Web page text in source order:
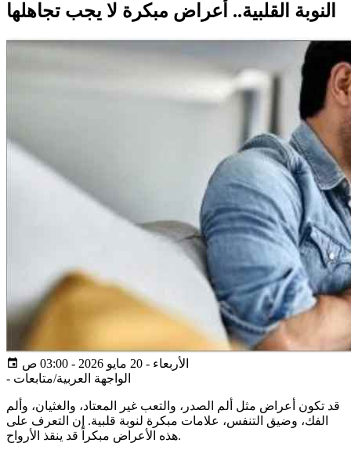
النوبة القلبية.. أعراض مبكرة لا يجب تجاهلها
الأربعاء - 20 مايو 2026 - 03:00 ص
- الواجهة العربية/متابعات
قد تكون أعراض مثل ألم الصدر، والتعب غير المعتاد، والغثيان، وألم
الفك، وضيق التنفس، علامات مبكرة لنوبة قلبية. إن التعرف على
هذه الأعراض مبكراً قد ينقذ الأرواح.